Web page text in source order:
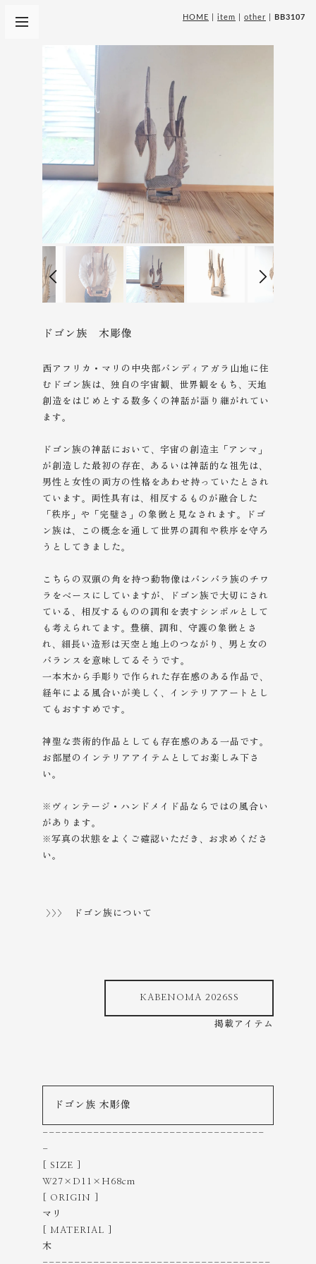
HOME item other BB3107
ドゴン族 木彫像
西アフリカ・マリの中央部バンディアガラ山地に住
むドゴン族は、独自の宇宙観、世界観をもち、天地
創造をはじめとする数多くの神話が語り継がれてい
ます。
ドゴン族の神話において、宇宙の創造主「アンマ」
が創造した最初の存在、あるいは神話的な祖先は、
男性と女性の両方の性格をあわせ持っていたとされ
ています。両性具有は、相反するものが融合した
「秩序」や「完璧さ」の象徴と見なされます。ドゴ
ン族は、この概念を通して世界の調和や秩序を守ろ
うとしてきました。
こちらの双頭の角を持つ動物像はバンバラ族のチワ
ラをベースにしていますが、ドゴン族で大切にされ
ている、相反するものの調和を表すシンボルとして
も考えられてます。豊穣、調和、守護の象徴とさ
れ、細長い造形は天空と地上のつながり、男と女の
バランスを意味してるそうです。
一本木から手彫りで作られた存在感のある作品で、
経年による風合いが美しく、インテリアアートとし
てもおすすめです。
神聖な芸術的作品としても存在感のある一品です。
お部屋のインテリアアイテムとしてお楽しみ下さ
い。
※ヴィンテージ・ハンドメイド品ならではの風合い
があります。
※写真の状態をよくご確認いただき、 お求めくださ
い。
>>> ドゴン族について
KABENOMA 2026SS
掲載アイテム
ドゴン族 木彫像
-----------------------------------
-
[ SIZE ]
W27×D11×H68cm
[ ORIGIN ]
マリ
[ MATERIAL ]
木